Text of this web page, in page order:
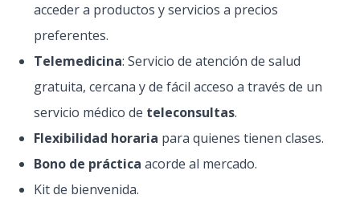
acceder a productos y servicios a precios
preferentes.
Telemedicina: Servicio de atención de salud
gratuita, cercana y de fácil acceso a través de un
servicio médico de teleconsultas.
Flexibilidad horaria para quienes tienen clases.
Bono de práctica acorde al mercado.
Kit de bienvenida.